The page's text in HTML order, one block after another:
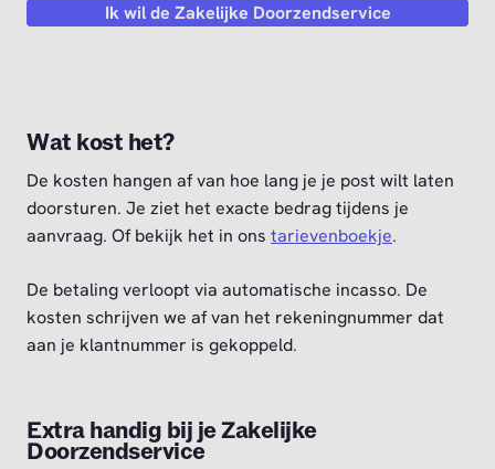
Ik wil de Zakelijke Doorzendservice
Wat kost het?
De kosten hangen af van hoe lang je je post wilt laten
doorsturen. Je ziet het exacte bedrag tijdens je
aanvraag. Of bekijk het in ons tarievenboekje.
De betaling verloopt via automatische incasso. De
kosten schrijven we af van het rekeningnummer dat
aan je klantnummer is gekoppeld.
Extra handig bij je Zakelijke
Doorzendservice